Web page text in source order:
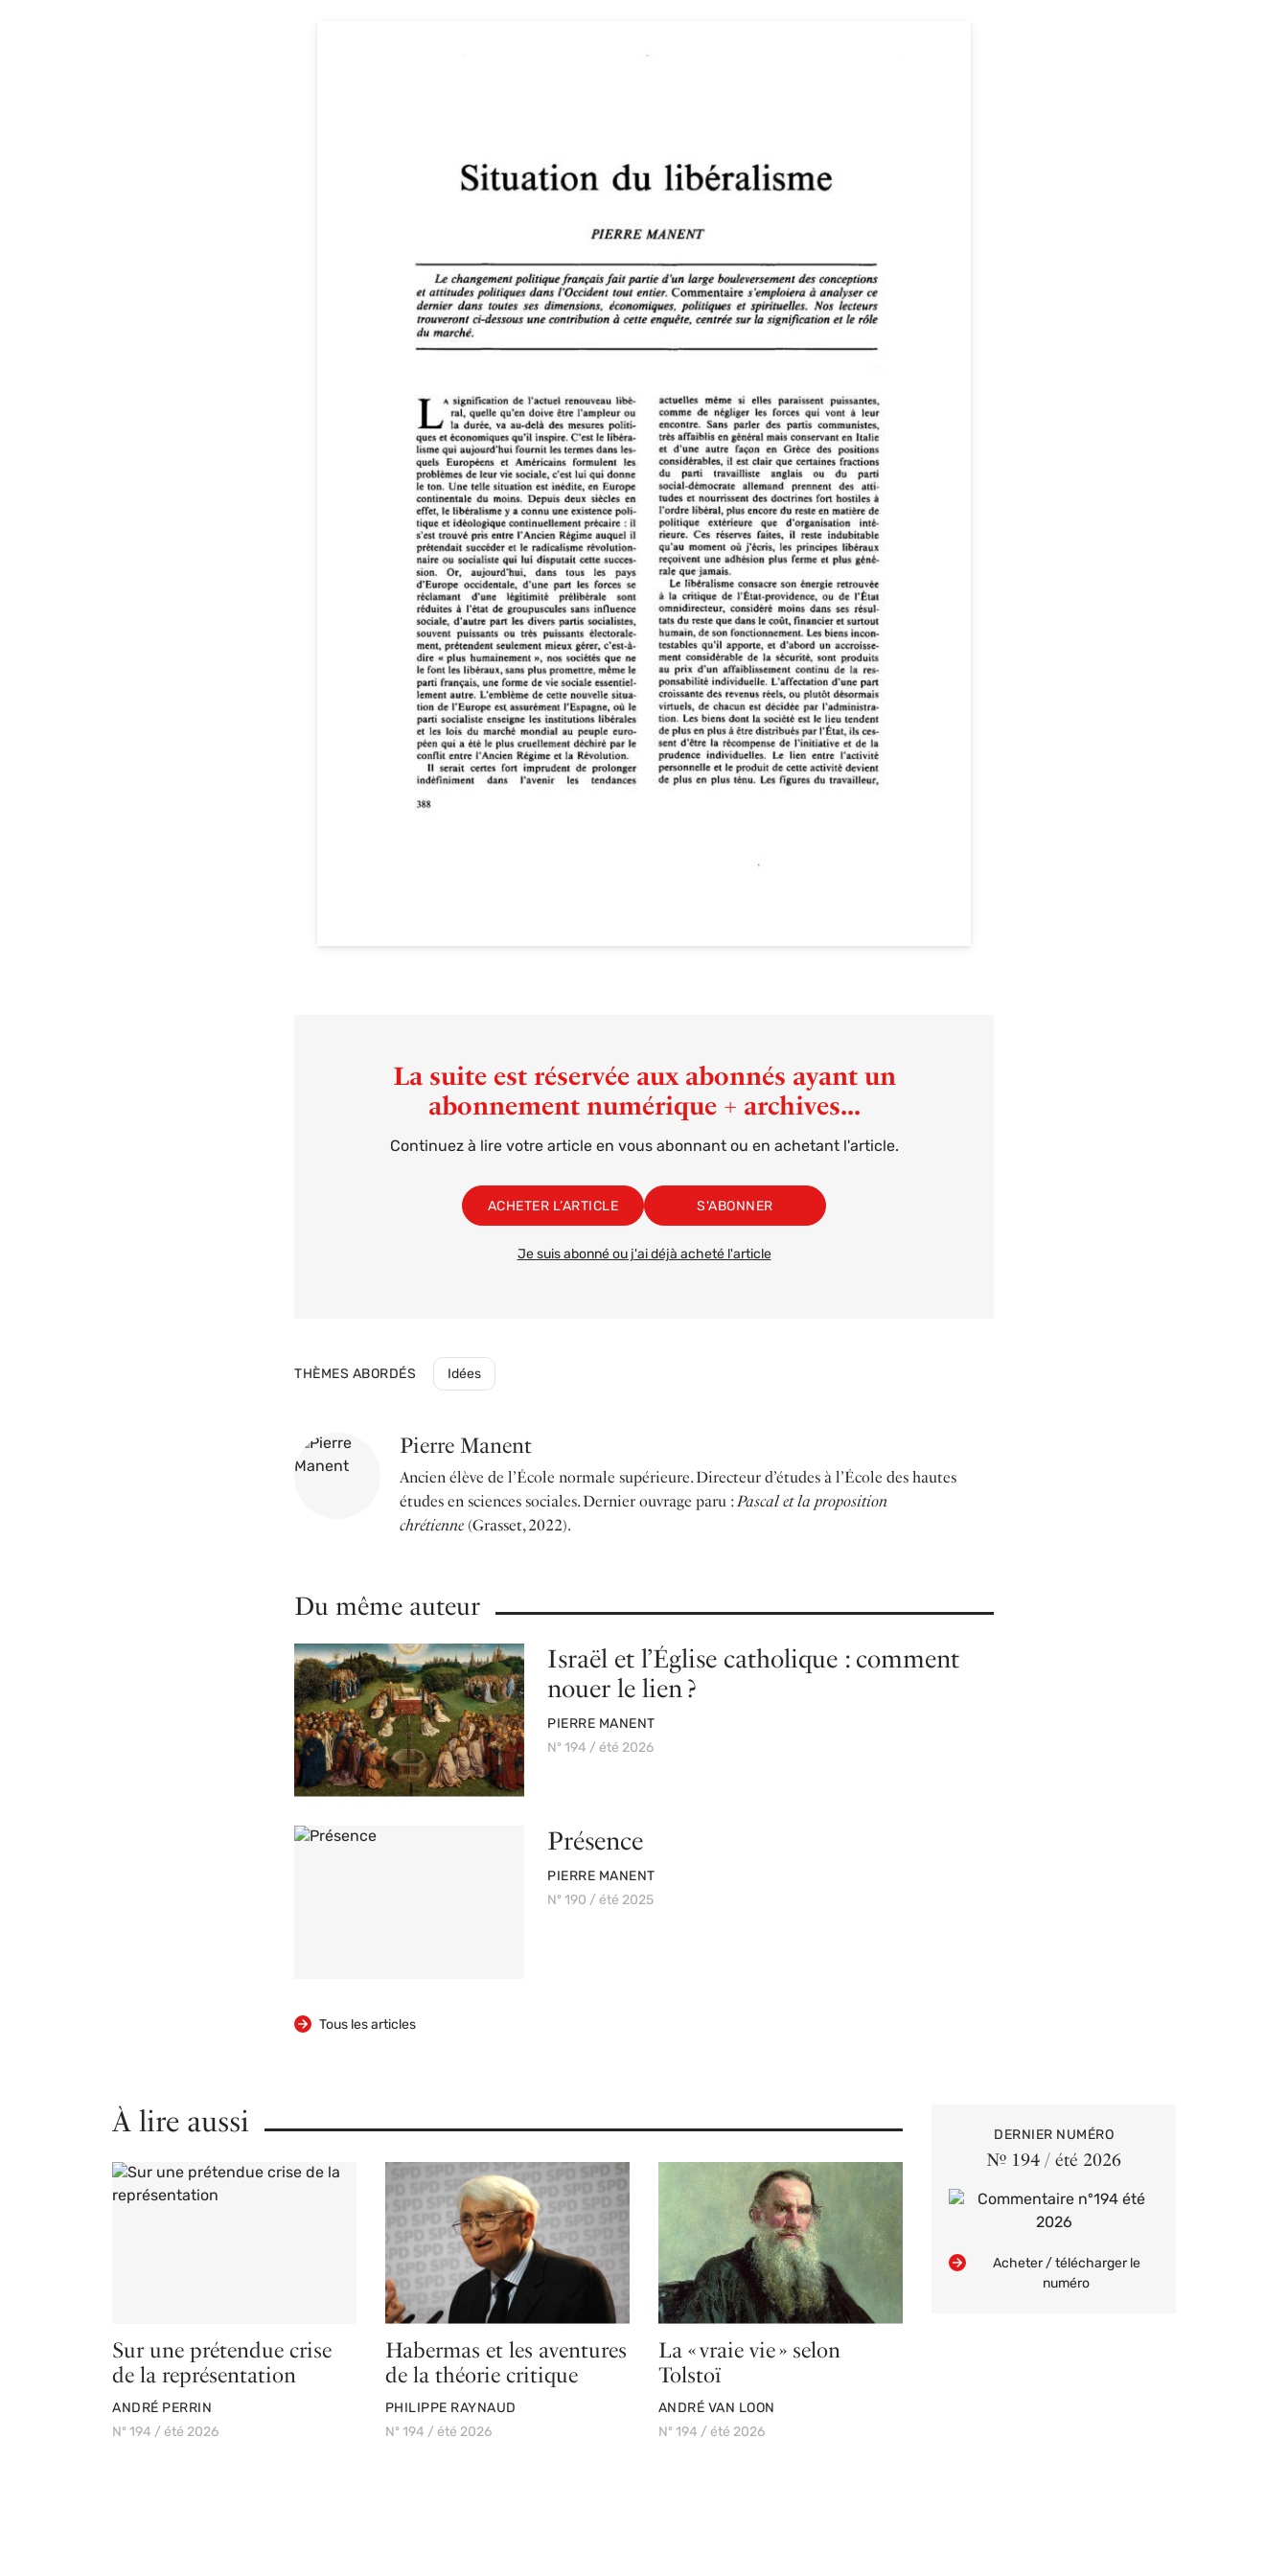
La suite est réservée aux abonnés ayant un
abonnement numérique + archives...
Continuez à lire votre article en vous abonnant ou en achetant l'article.
ACHETER L’ARTICLE S'ABONNER
Je suis abonné ou j'ai déjà acheté l'article
THÈMES ABORDÉS Idées
Pierre Manent
Ancien élève de l’École normale supérieure. Directeur d’études à l’École des hautes
études en sciences sociales. Dernier ouvrage paru : Pascal et la proposition
chrétienne (Grasset, 2022).
Du même auteur
Israël et l’Église catholique : comment
nouer le lien ?
PAR
PIERRE MANENT
Nº 194 / été 2026
Présence
PAR
PIERRE MANENT
Nº 190 / été 2025
Tous les articles
À lire aussi
Sur une prétendue crise
de la représentation
PAR
ANDRÉ PERRIN
Nº 194 / été 2026
Habermas et les aventures
de la théorie critique
PAR
PHILIPPE RAYNAUD
Nº 194 / été 2026
La « vraie vie » selon
Tolstoï
PAR
ANDRÉ VAN LOON
Nº 194 / été 2026
DERNIER NUMÉRO
Nº 194 / été 2026
Acheter / télécharger le
numéro